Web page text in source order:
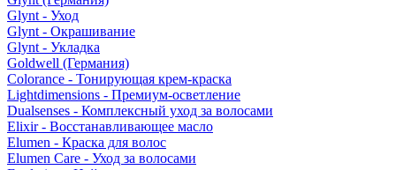
Glynt - Уход
Glynt - Окрашивание
Glynt - Укладка
Goldwell (Германия)
Colorance - Тонирующая крем-краска
Lightdimensions - Премиум-осветление
Dualsenses - Комплексный уход за волосами
Elixir - Восстанавливающее масло
Elumen - Краска для волос
Elumen Care - Уход за волосами